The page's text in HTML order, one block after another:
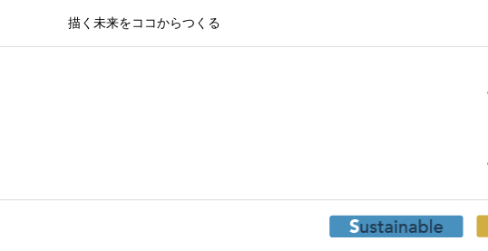
描く未来をココからつくる